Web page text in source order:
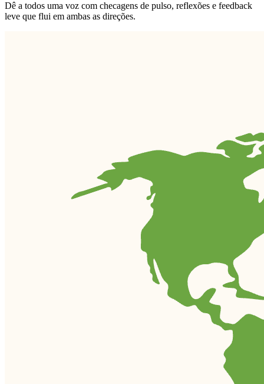
Dê a todos uma voz com checagens de pulso, reflexões e feedback
leve que flui em ambas as direções.